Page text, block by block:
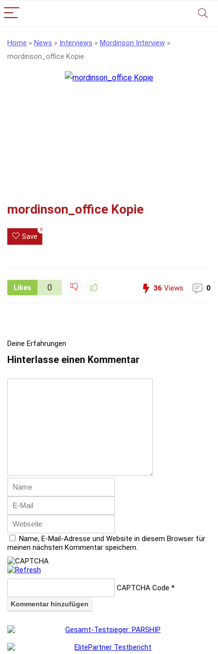
Home » News » Interviews » Mordinson Interview »
mordinson_office Kopie
mordinson_office Kopie
Save
0
36 Views 0
Likes 0
Deine Erfahrungen
Hinterlasse einen Kommentar
Name, E-Mail-Adresse und Website in diesem Browser für
meinen nächsten Kommentar speichern.
CAPTCHA Code *